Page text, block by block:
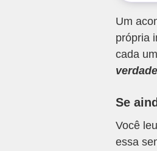
Um
própria
cada
Se
Você
essa